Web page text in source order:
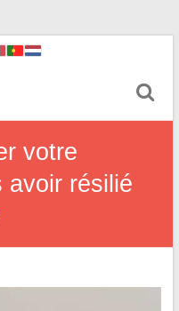
votre
avoir résilié